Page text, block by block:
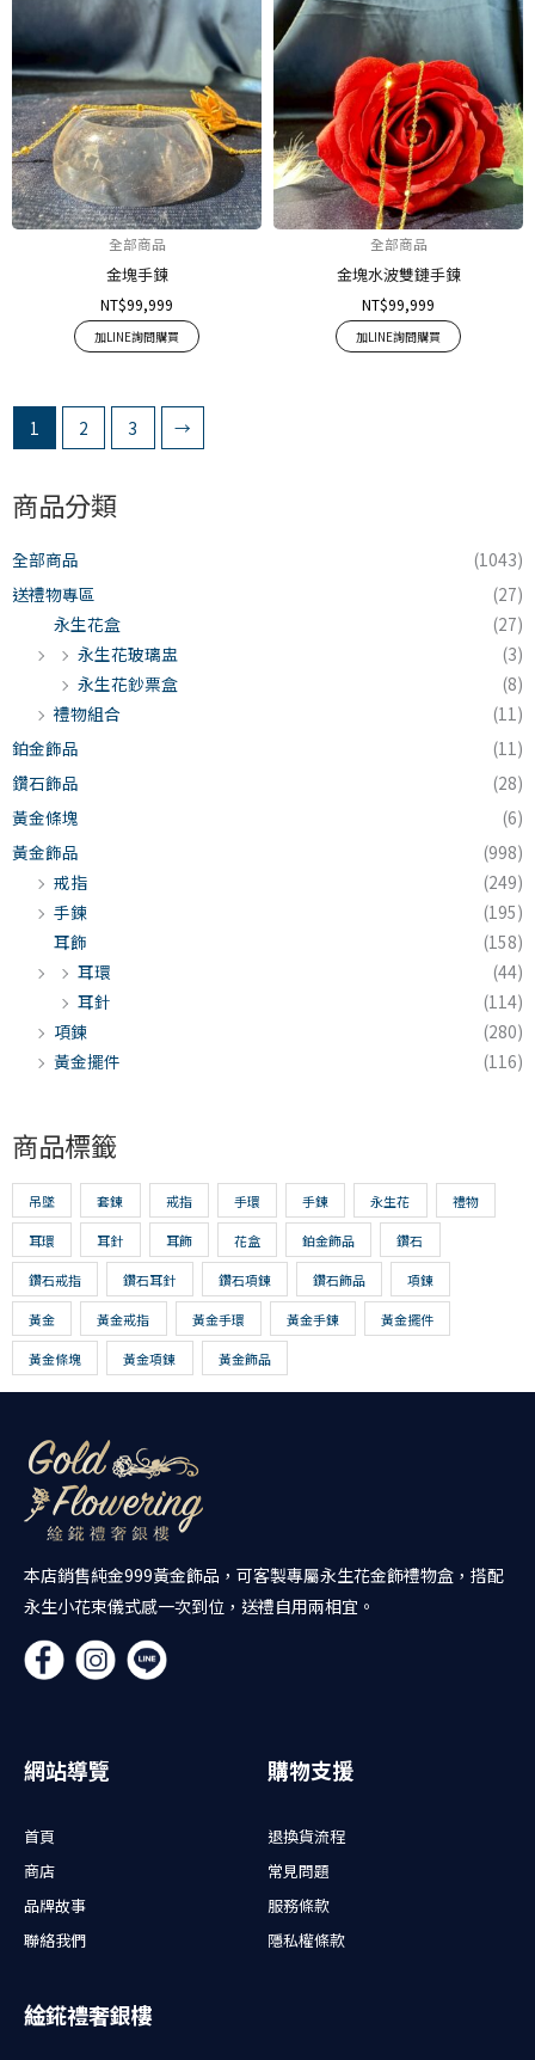
商品分類
全部商品
(1043)
送禮物專區
(27)
永生花盒
(27)
永生花玻璃盅
(3)
永生花鈔票盒
(8)
禮物組合
(11)
鉑金飾品
(11)
鑽石飾品
(28)
黃金條塊
(6)
黃金飾品
(998)
戒指
(249)
手鍊
(195)
耳飾
(158)
耳環
(44)
耳針
(114)
項鍊
(280)
黃金擺件
(116)
商品標籤
吊墜 套鍊 戒指 手環 手鍊 永生花 禮物
耳環 耳針 耳飾 花盒 鉑金飾品 鑽石
鑽石戒指 鑽石耳針 鑽石項鍊 鑽石飾品 項鍊
黃金 黃金戒指 黃金手環 黃金手鍊 黃金擺件
黃金條塊 黃金項鍊 黃金飾品
全部商品
金塊手鍊
NT$99,999
加LINE詢問購買
全部商品
金塊水波雙鏈手鍊
NT$99,999
加LINE詢問購買
1 2 3 →
本店銷售純金999黃金飾品，可客製專屬永生花金飾禮物盒，搭配
永生小花束儀式感一次到位，送禮自用兩相宜。
網站導覽
首頁
商店
品牌故事
聯絡我們
購物支援
退換貨流程
常見問題
服務條款
隱私權條款
䋮錵禮奢銀樓